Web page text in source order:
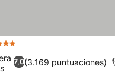
Estrellas
7,0(3.169 puntuaciones)